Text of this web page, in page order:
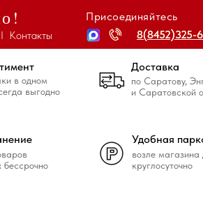
8(8452)325-
8(8452)325-
Контакты
Присоединяйтесь
возле магазина
круглосуточно
Удобная
бессрочно
в одном
выгодно
по Саратову,
и Саратовской
Доставка